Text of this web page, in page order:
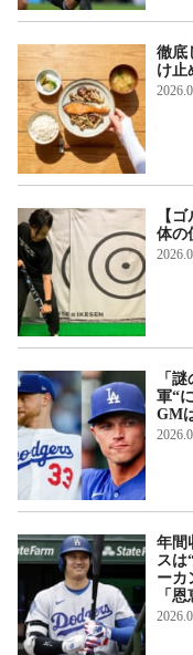
徹底
け止
【
体の
「
軍“
GM
年間
スは
ーカ
「恩